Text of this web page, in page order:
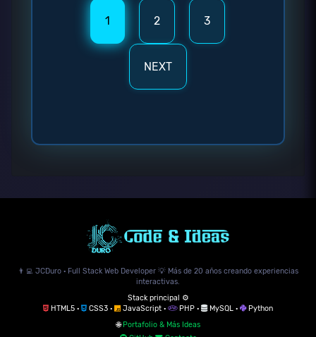
1 2 3
NEXT
👨‍💻 JCDuro · Full Stack Web Developer 💡 Más de 20 años creando experiencias
interactivas.
Stack principal ⚙️
HTML5 ·
CSS3 · JavaScript · PHP · MySQL ·
Python
🌐Portafolio & Más Ideas